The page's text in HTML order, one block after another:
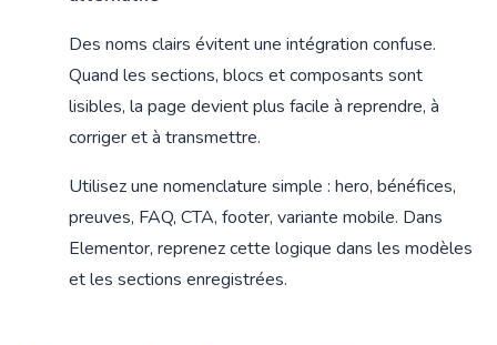
Des noms clairs évitent une intégration confuse.
Quand les sections, blocs et composants sont
lisibles, la page devient plus facile à reprendre, à
corriger et à transmettre.
Utilisez une nomenclature simple : hero, bénéfices,
preuves, FAQ, CTA, footer, variante mobile. Dans
Elementor, reprenez cette logique dans les modèles
et les sections enregistrées.